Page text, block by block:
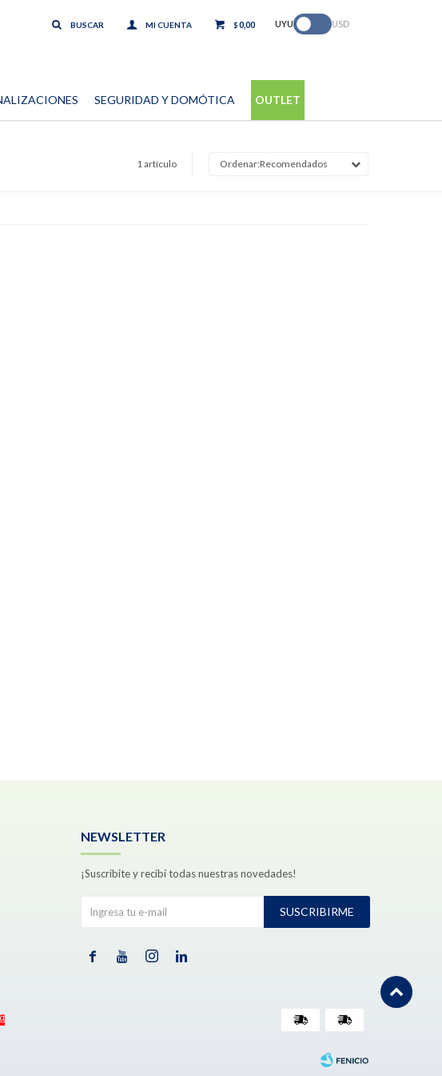
SEGURIDAD Y DOMÓTICA OUTLET
$0,00 UYU USD
1 artículo Recomendados
NEWSLETTER
¡Suscribite y recibí todas nuestras novedades!
SUSCRIBIRME
   